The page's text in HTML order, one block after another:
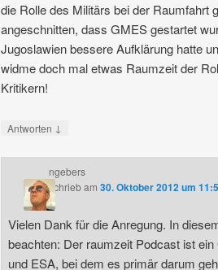
die Rolle des Militärs bei der Raumfahrt
angeschnitten, dass GMES gestartet
Jugoslawien bessere Aufklärung hatte
widme doch mal etwas Raumzeit der
Kritikern!
Antworten ↓
ngebers
schriebam 30. Oktober 2012 um
Vielen Dank für die Anregung. In
beachten: Der raumzeit Podcast ist
und ESA, bei dem es primär darum